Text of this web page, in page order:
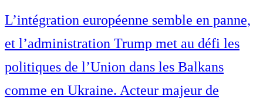
L’intégration européenne semble en panne,
et l’administration Trump met au défi les
politiques de l’Union dans les Balkans
comme en Ukraine. Acteur majeur de